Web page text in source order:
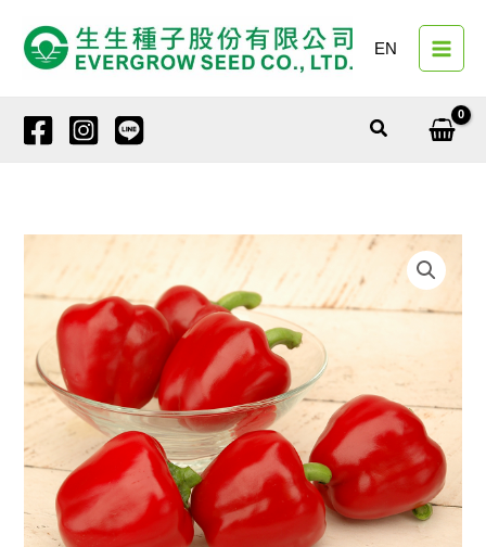
EN
搜
3151
拉
數
量